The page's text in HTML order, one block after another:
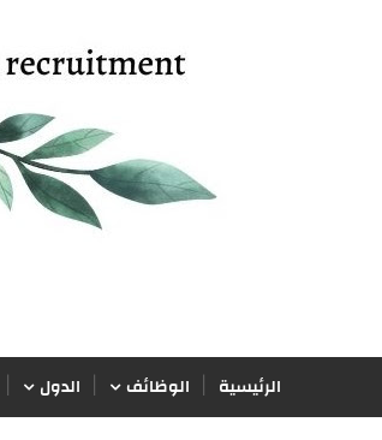
الرئيسية الوظائف الدول